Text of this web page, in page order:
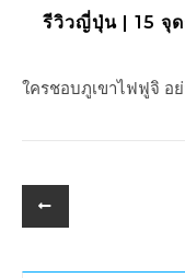
รีวิวญี่ปุ่น | 15 จุ
ใครชอบภูเขาไฟฟูจิ